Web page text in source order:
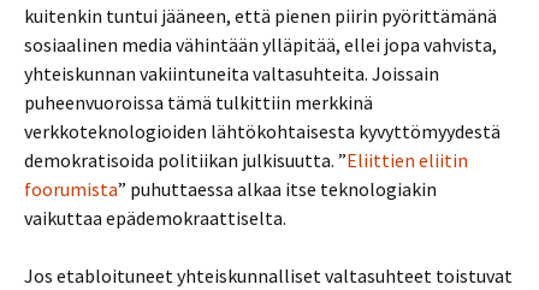
kuitenkin tuntui jääneen, että pienen piirin pyörittämänä
sosiaalinen media vähintään ylläpitää, ellei jopa vahvista,
yhteiskunnan vakiintuneita valtasuhteita. Joissain
puheenvuoroissa tämä tulkittiin merkkinä
verkkoteknologioiden lähtökohtaisesta kyvyttömyydestä
demokratisoida politiikan julkisuutta. ”Eliittien eliitin
foorumista” puhuttaessa alkaa itse teknologiakin
vaikuttaa epädemokraattiselta.
Jos etabloituneet yhteiskunnalliset valtasuhteet toistuvat